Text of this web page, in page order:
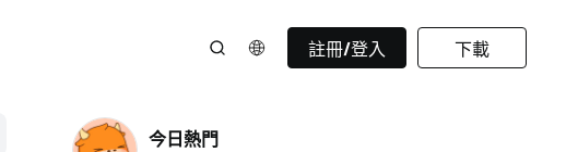
註冊/登入 下載
今日熱門